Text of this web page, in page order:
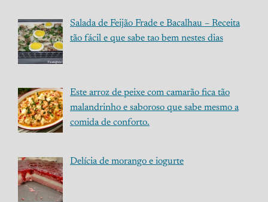
Salada de Feijão Frade e Bacalhau – Receita
tão fácil e que sabe tao bem nestes dias
Este arroz de peixe com camarão fica tão
malandrinho e saboroso que sabe mesmo a
comida de conforto.
Delícia de morango e iogurte